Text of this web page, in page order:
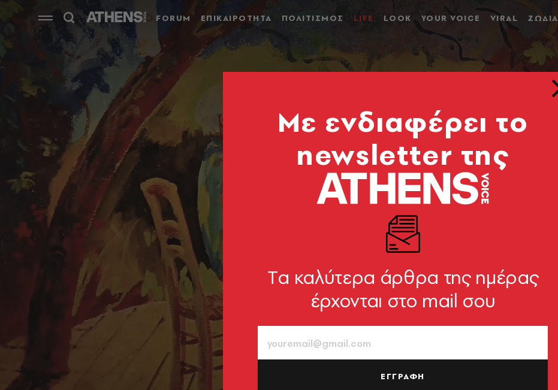
FORUM ΕΠΙΚΑΙΡΟΤΗΤΑ ΠΟΛΙΤΙΣΜΟΣ LIFE LOOK YOUR VOICE VIRAL ΖΩΔΙΑ
Mε ενδιαφέρει το
newsletter της
Tα καλύτερα άρθρα της ημέρας
έρχονται στο mail σου
ΕΓΓΡΑΦΗ